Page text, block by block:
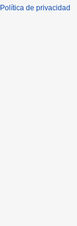
Política de privacidad